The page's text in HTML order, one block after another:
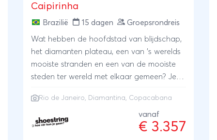
Caipirinha
Brazilië 15 dagen Groepsrondreis
Wat hebben de hoofdstad van blijdschap,
het diamanten plateau, een van ’s werelds
mooiste stranden en een van de mooiste
steden ter wereld met elkaar gemeen? Je
door Brazilië! En niet alleen dat. Tijdens
deze boeiende reis kun je ook nog leren
sambadansen en strandvoetballen, de
Rio de Janeiro, Diamantina, Copacabana
vanaf
€ 3.357